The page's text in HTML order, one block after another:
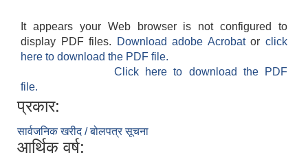
It appears your Web browser is not configured to
display PDF files.
Download adobe Acrobatorclick
here to download the PDF file.
Click here to download the PDF
file.
प्रकार:
सार्वजनिक खरीद / बोलपत्र सूचना
आर्थिक वर्ष: